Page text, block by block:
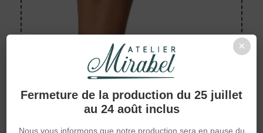
×
Fermeture de la production du 25 juillet
au 24 août inclus
Nous vous informons que notre production sera en pause du